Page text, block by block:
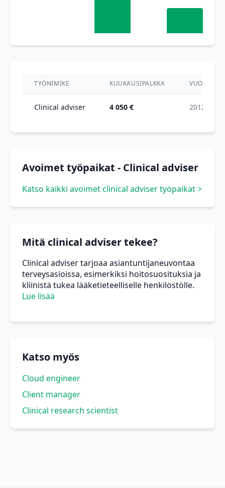
TYÖNIMIKE KUUKAUSIPALKKA VUOSI
Clinical adviser 4 050 € 2012
Avoimet työpaikat - Clinical adviser
Katso kaikki avoimet clinical adviser työpaikat >
Mitä clinical adviser tekee?
Clinical adviser tarjoaa asiantuntijaneuvontaa
terveysasioissa, esimerkiksi hoitosuosituksia ja
kliinistä tukea lääketieteelliselle henkilöstölle.
Lue lisää
Katso myös
Cloud engineer
Client manager
Clinical research scientist